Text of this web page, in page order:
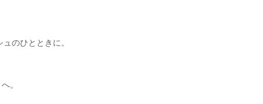
のひとときに。
。